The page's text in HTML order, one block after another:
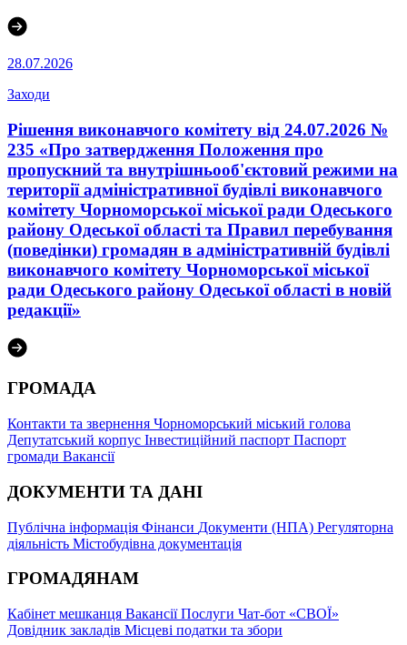
28.07.2026
Заходи
Рішення виконавчого комітету від 24.07.2026 №
235 «Про затвердження Положення про
пропускний та внутрішньооб'єктовий режими на
території адміністративної будівлі виконавчого
комітету Чорноморської міської ради Одеського
району Одеської області та Правил перебування
(поведінки) громадян в адміністративній будівлі
виконавчого комітету Чорноморської міської
ради Одеського району Одеської області в новій
редакції»
ГРОМАДА
Контакти та звернення Чорноморський міський голова
Депутатський корпус Інвестиційний паспорт Паспорт
громади Вакансії
ДОКУМЕНТИ ТА ДАНІ
Публічна інформація Фінанси Документи (НПА) Регуляторна
діяльність Містобудівна документація
ГРОМАДЯНАМ
Кабінет мешканця ВакансіїПослуги Чат-бот «СВОЇ»
Довідник закладів Місцеві податки та збори